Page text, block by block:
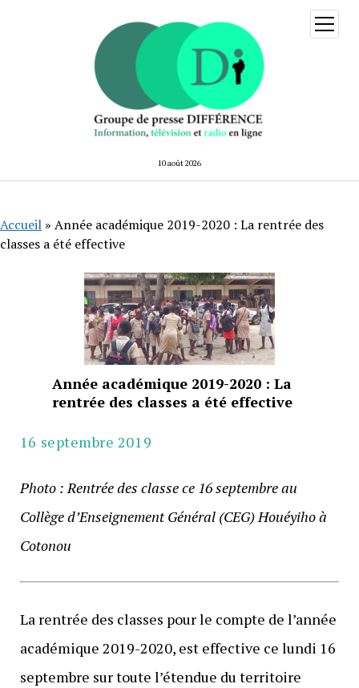
10 août 2026
ouvrir
menu
Accueil » Année académique 2019-2020 : La rentrée des
classes a été effective
Année académique 2019-2020 : La
rentrée des classes a été effective
16 septembre 2019
Photo : Rentrée des classe ce 16 septembre au
Collège d’Enseignement Général (CEG) Houéyiho à
Cotonou
La rentrée des classes pour le compte de l’année
académique 2019-2020, est effective ce lundi 16
septembre sur toute l’étendue du territoire